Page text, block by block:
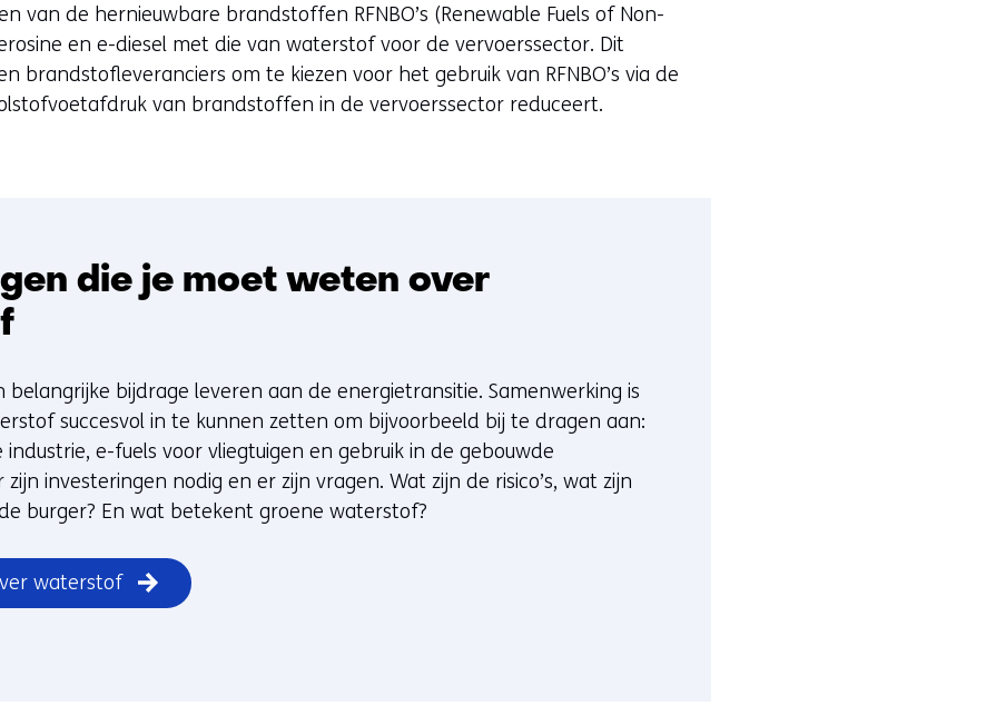
n
t
i
n
van de hernieuwbare brandstoffen RFNBO’s (Renewable Fuels of Non-
en e-diesel met die van waterstof voor de vervoerssector. Dit
brandstofleveranciers om te kiezen voor het gebruik van RFNBO’s via de
van brandstoffen in de vervoerssector reduceert.
die je moet weten over
bijdrage leveren aan de energietransitie. Samenwerking is
succesvol in te kunnen zetten om bijvoorbeeld bij te dragen aan:
industrie, e-fuels voor vliegtuigen en gebruik in de gebouwde
investeringen nodig en er zijn vragen. Wat zijn de risico’s, wat zijn
burger? En wat betekent groene waterstof?
waterstof